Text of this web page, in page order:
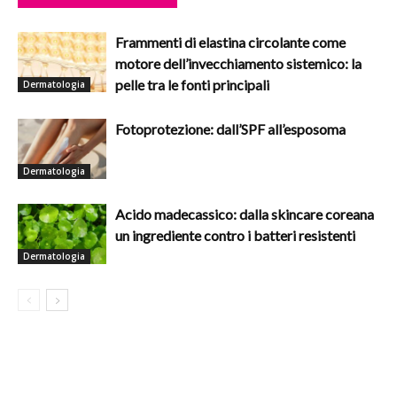
Dermatologia
Frammenti di elastina circolante come
motore dell’invecchiamento sistemico: la
pelle tra le fonti principali
Dermatologia
Fotoprotezione: dall’SPF all’esposoma
Dermatologia
Acido madecassico: dalla skincare coreana
un ingrediente contro i batteri resistenti